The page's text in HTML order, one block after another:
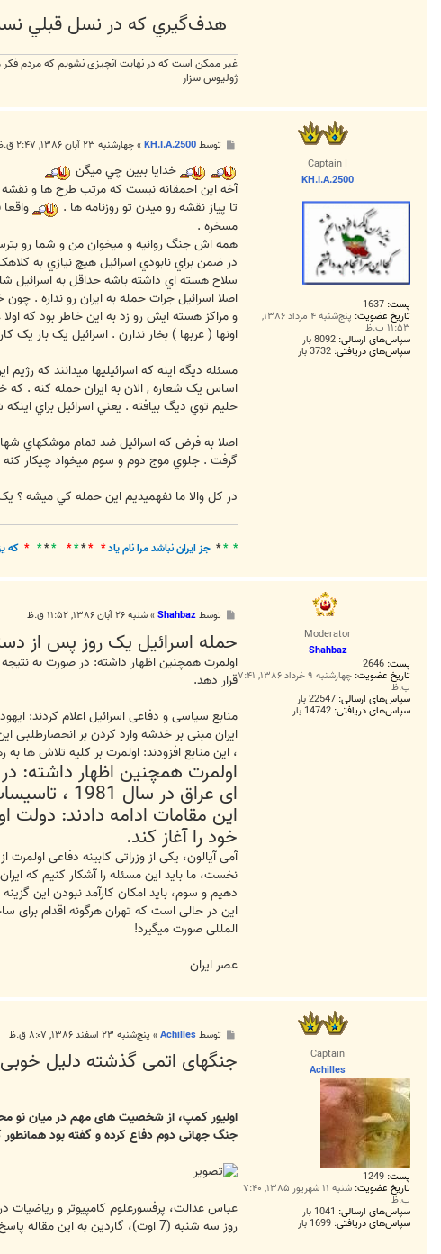
هدف‌گيري که در نسل قبلي نسبت به برد آن ۸ در ده‌هزار بوده، در نسل
غیر ممکن است که در نهایت آنچیزی نشویم که مردم
ژولیوس سزار
Captain I
KH.I.A.2500
پست: 1637
تاریخ عضویت: پنج‌شنبه ۴ مرداد ۱۳۸۶,
۱۱:۵۳ ب.ظ
سپاس‌های ارسالی: 8092 بار
سپاس‌های دریافتی: 3732 بار
ت
توسطKH.I.A.2500
»چهارشنبه ۲۳ آبان ۱۳۸۶, ۲:۴۷ ق.ظ
خدايا ببين چي ميگن
آخه اين احمقانه نيست که مرتب طرح ها و
تا پياز نقشه رو ميدن تو روزنامه ها .
مسخره .
همه اش جنگ روانيه و ميخوان من و شما رو
در ضمن براي نابودي اسرائيل هيچ نيازي به
سلاح هسته اي داشته باشه حداقل به
اصلا اسرائيل جرات حمله به ايران رو نداره .
و مراکز هسته ايش رو زد به اين خاطر بود که
اونها ( عربها ) بخار ندارن . اسرائيل يک بار يک
مسئله ديگه اينه که اسرائيليها ميدانند که
اساس يک شعاره , الان به ايران حمله کنه . که
حليم توي ديگ بيافته . يعني اسرائيل براي
اصلا به فرض که اسرائيل ضد تمام موشکهاي
گرفت . جلوي موج دوم و سوم ميخواد چيکار کنه
در کل والا ما نفهميديم اين حمله کي ميشه ؟
* *
* جز ايران نباشد مرا نام ياد* *
*
*
*
*
*
*
* که
Moderator
Shahbaz
پست: 2646
تاریخ عضویت: چهارشنبه ۹ خرداد ۱۳۸۶, ۷:۴۱
ب.ظ
سپاس‌های ارسالی: 22547 بار
سپاس‌های دریافتی: 14742 بار
ت
توسطShahbaz
»شنبه ۲۶ آبان ۱۳۸۶, ۱۱:۵۲ ق.ظ
حمله اسرائیل یک روز پس از
قرار دهد.
منابع سیاسی و دفاعی اسرائیل اعلام کردند:
ایران مبنی بر خدشه وارد کردن بر انحصارطلبی
، این منابع افزودند: اولمرت بر کلیه تلاش ها
اولمرت همچنین اظهار داشته:
ای عراق در سال 1981 ، تاسیسات هسته ای ایران را مورد حمله قرار دهد.
این مقامات ادامه دادند: دولت
خود را آغاز کند.
آمی آیالون، یکی از وزراتی کابینه دفاعی
نخست، ما باید این مسئله را آشکار کنیم که
دهیم و سوم، باید امکان کارآمد نبودن این
المللی صورت میگیرد!
عصر ایران
Captain
Achilles
پست: 1249
تاریخ عضویت: شنبه ۱۱ شهریور ۱۳۸۵, ۷:۴۰
ب.ظ
سپاس‌های ارسالی: 1041 بار
سپاس‌های دریافتی: 1699 بار
ت
توسطAchilles
» پنج‌شنبه ۲۳ اسفند ۱۳۸۶, ۸:۰۷ ق.ظ
جنگهای اتمی گذشته دلیل خوبی
اولیور کمپ، از شخصیت های مهم در میان نو
جنگ جهانی دوم دفاع کرده و گفته بود
عباس عدالت، پرفسورعلوم کامپیوتر و ریاضیات
روز سه شنبه (7 اوت)، گاردین به این مقاله پاسخ داده اند.